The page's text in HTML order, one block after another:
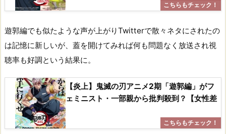
遊郭編でも似たような声が上がりTwitterで散々ネタにされたの
は記憶に新しいが、蓋を開けてみれば何も問題なく放送され視
聴率も好調という結果に。
【炎上】鬼滅の刃アニメ2期「遊郭編」がフ
ェミニスト・一部親から批判殺到？【女性差